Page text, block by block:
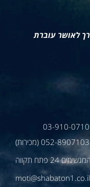
לאושר עוברת
03-910-0710
052-8907103 (מכירות)